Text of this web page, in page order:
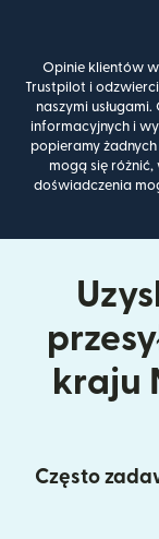
Opinie klientów
Trustpilot i
naszymi
informacyjnych i
popieramy
mogą się
doświadczenia
kraju
Często